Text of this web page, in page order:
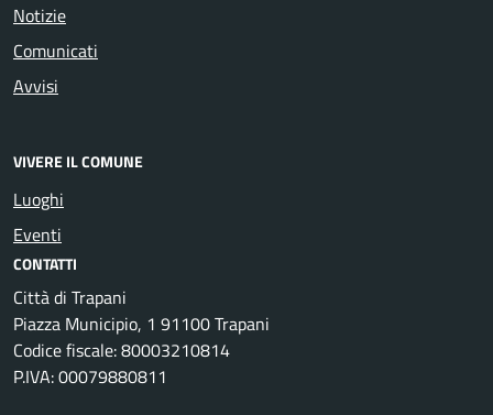
Notizie
Comunicati
Avvisi
VIVERE IL COMUNE
Luoghi
Eventi
CONTATTI
Città di Trapani
Piazza Municipio, 1 91100 Trapani
Codice fiscale: 80003210814
P.IVA: 00079880811